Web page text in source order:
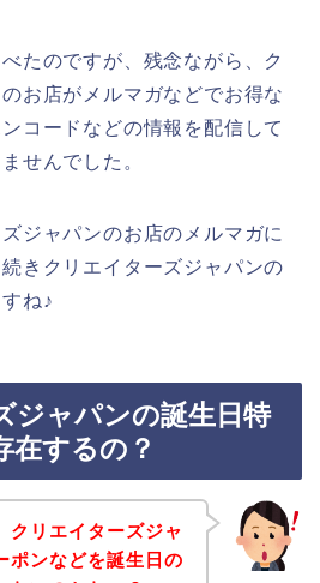
たのですが、残念ながら、ク
お店がメルマガなどでお得な
コードなどの情報を配信して
せんでした。
ジャパンのお店のメルマガに
きクリエイターズジャパンの
ね♪
ジャパンの誕生日特
在するの？
クリエイターズジャ
ポンなどを誕生日の